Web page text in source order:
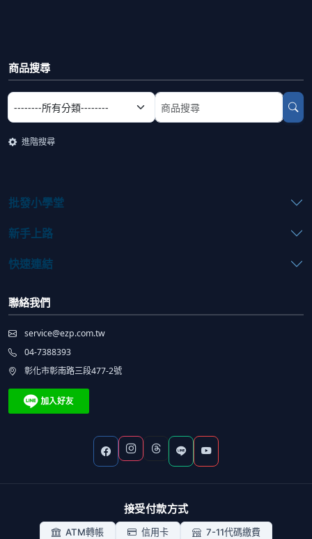
商品搜尋
選擇商品分類
搜尋商品關鍵字
進階搜尋
批發小學堂
新手上路
快速連結
聯絡我們
service@ezp.com.tw
04-7388393
彰化市彰南路三段477-2號
接受付款方式
ATM轉帳 信用卡
7-11代碼繳費